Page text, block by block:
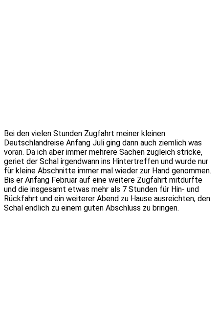
Bei den vielen Stunden Zugfahrt meiner kleinen
Deutschlandreise Anfang Juli ging dann auch ziemlich was
voran. Da ich aber immer mehrere Sachen zugleich stricke,
geriet der Schal irgendwann ins Hintertreffen und wurde nur
für kleine Abschnitte immer mal wieder zur Hand genommen.
Bis er Anfang Februar auf eine weitere Zugfahrt mitdurfte
und die insgesamt etwas mehr als 7 Stunden für Hin- und
Rückfahrt und ein weiterer Abend zu Hause ausreichten, den
Schal endlich zu einem guten Abschluss zu bringen.